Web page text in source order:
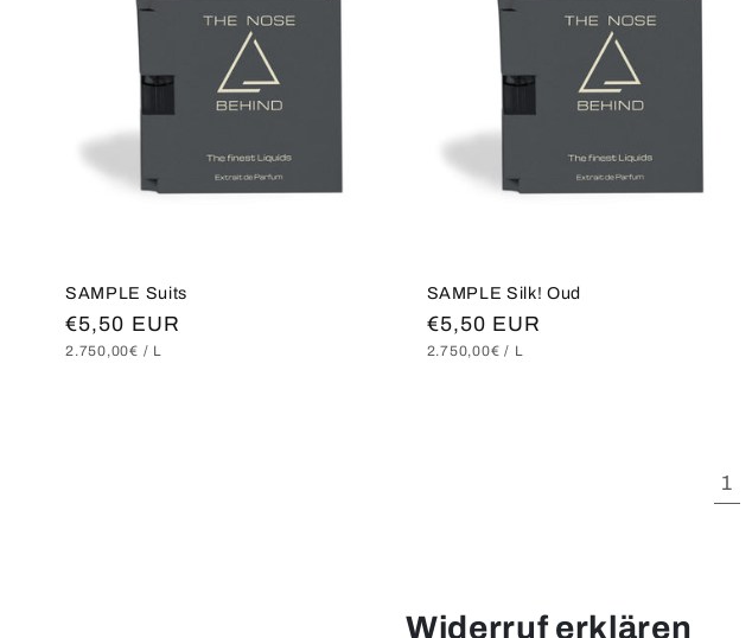
SAMPLE Suits
Normaler
Preis
€5,50 EUR
GRUNDPREIS
2.750,00€ / PRO
L
SAMPLE Silk! Oud
Normaler
Preis
€5,50 EUR
GRUNDPREIS
2.750,00€ / PRO
L
1
Widerruf erklären